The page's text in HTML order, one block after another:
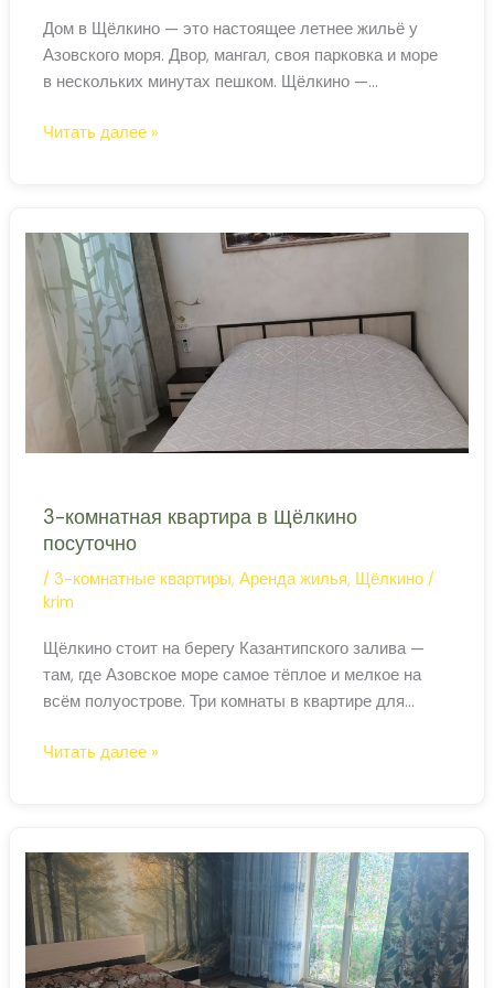
Дом в Щёлкино — это настоящее летнее жильё у
Азовского моря. Двор, мангал, своя парковка и море
в нескольких минутах пешком. Щёлкино —
суеты: сюда едут те, кто ценит тишину, пустые
Дом
Читать далее »
3-комнатная квартира в Щёлкино
посуточно
/ 3-комнатные квартиры,Аренда жилья, Щёлкино /
krim
Щёлкино стоит на берегу Казантипского залива —
там, где Азовское море самое тёплое и мелкое на
всём полуострове. Три комнаты в квартире для
кухня общая, выход на пляж — пешком. Щёлкино —
3-
Щёлкино
посуточно
Читать далее »